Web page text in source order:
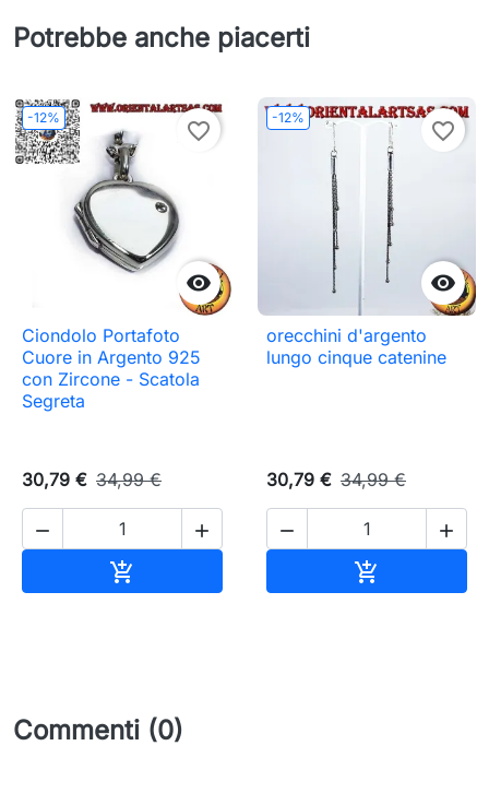
Potrebbe anche piacerti
-12%

favorite_border
Ciondolo Portafoto
Cuore in Argento 925
con Zircone - Scatola
Segreta
30,79 € 34,99 €
 

-12%

favorite_border
orecchini d'argento
lungo cinque catenine
30,79 € 34,99 €
 

Commenti (0)